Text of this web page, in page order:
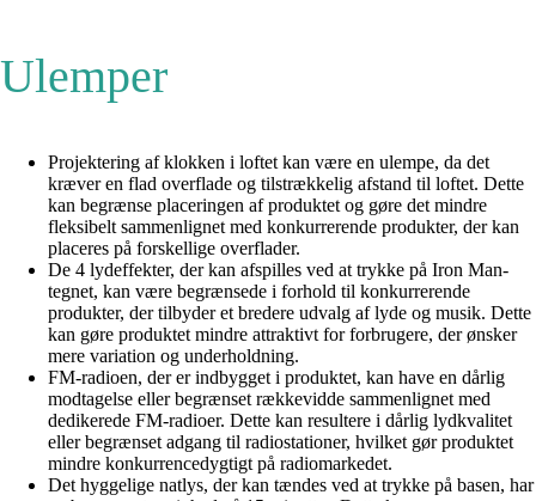
Ulemper
Projektering af klokken i loftet kan være en ulempe, da det
kræver en flad overflade og tilstrækkelig afstand til loftet. Dette
kan begrænse placeringen af produktet og gøre det mindre
fleksibelt sammenlignet med konkurrerende produkter, der kan
placeres på forskellige overflader.
De 4 lydeffekter, der kan afspilles ved at trykke på Iron Man-
tegnet, kan være begrænsede i forhold til konkurrerende
produkter, der tilbyder et bredere udvalg af lyde og musik. Dette
kan gøre produktet mindre attraktivt for forbrugere, der ønsker
mere variation og underholdning.
FM-radioen, der er indbygget i produktet, kan have en dårlig
modtagelse eller begrænset rækkevidde sammenlignet med
dedikerede FM-radioer. Dette kan resultere i dårlig lydkvalitet
eller begrænset adgang til radiostationer, hvilket gør produktet
mindre konkurrencedygtigt på radiomarkedet.
Det hyggelige natlys, der kan tændes ved at trykke på basen, har